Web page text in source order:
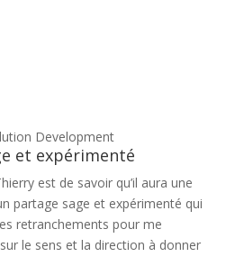
Development
et expérimenté
est de savoir qu’il aura une
partage sage et expérimenté qui
retranchements pour me
le sens et la direction à donner